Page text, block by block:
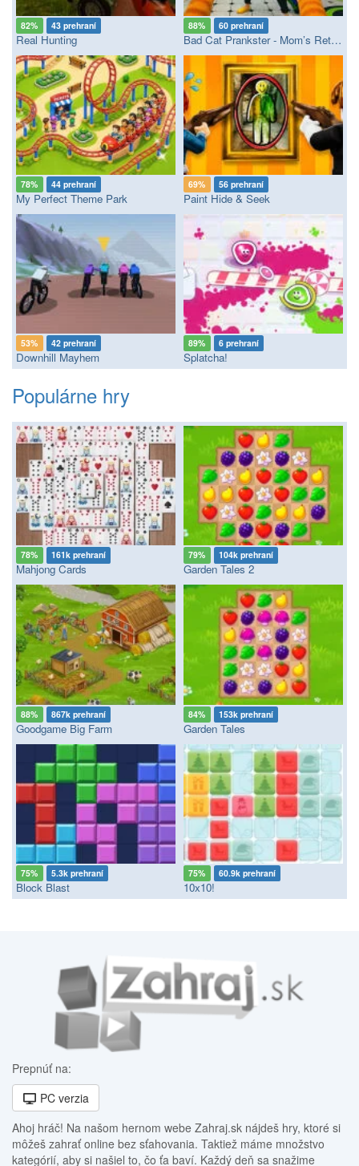
82% 43 prehraní
Real Hunting
88% 60 prehraní
Bad Cat Prankster - Mom’s Return
78% 44 prehraní
My Perfect Theme Park
69% 56 prehraní
Paint Hide & Seek
53% 42 prehraní
Downhill Mayhem
89% 6 prehraní
Splatcha!
Populárne hry
78% 161k prehraní
Mahjong Cards
79% 104k prehraní
Garden Tales 2
88% 867k prehraní
Goodgame Big Farm
84% 153k prehraní
Garden Tales
75% 5.3k prehraní
Block Blast
75% 60.9k prehraní
10x10!
Prepnúť na:
PC verzia
Ahoj hráč! Na našom hernom webe Zahraj.sk nájdeš hry, ktoré si
môžeš zahrať online bez sťahovania. Taktiež máme množstvo
kategórií, aby si našiel to, čo ťa baví. Každý deň sa snažime